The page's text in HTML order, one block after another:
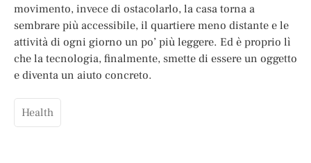
movimento, invece di ostacolarlo, la casa torna a
sembrare più accessibile, il quartiere meno distante e le
attività di ogni giorno un po’ più leggere. Ed è proprio lì
che la tecnologia, finalmente, smette di essere un oggetto
e diventa un aiuto concreto.
Health